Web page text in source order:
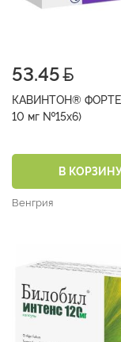
53.45
КАВИНТОН® ФОРТЕ
10 мг №15х6)
В
Венгрия